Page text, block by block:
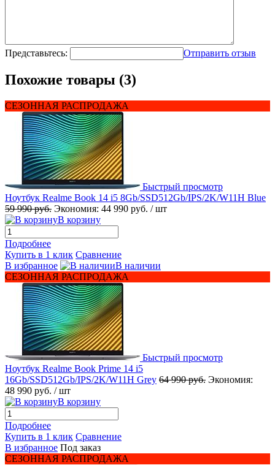
Представьтесь: Отправить отзыв
Похожие товары (3)
СЕЗОННАЯ РАСПРОДАЖА
Быстрый просмотр
Ноутбук Realme Book 14 i5 8Gb/SSD512Gb/IPS/2K/W11H Blue
59 990 руб. Экономия: 44 990 руб. / шт
В корзину
Подробнее
Купить в 1 клик Сравнение
В избранное
В наличии
СЕЗОННАЯ РАСПРОДАЖА
Быстрый просмотр
Ноутбук Realme Book Prime 14 i5
16Gb/SSD512Gb/IPS/2K/W11H Grey 64 990 руб. Экономия:
48 990 руб. / шт
В корзину
Подробнее
Купить в 1 клик Сравнение
В избранное Под заказ
СЕЗОННАЯ РАСПРОДАЖА